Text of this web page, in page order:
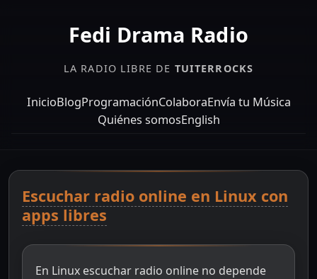
Fedi Drama Radio
LA RADIO LIBRE DE TUITERROCKS
InicioBlogProgramaciónColaboraEnvía tu Música
Quiénes somosEnglish
Escuchar radio online en Linux con
apps libres
En Linux escuchar radio online no depende